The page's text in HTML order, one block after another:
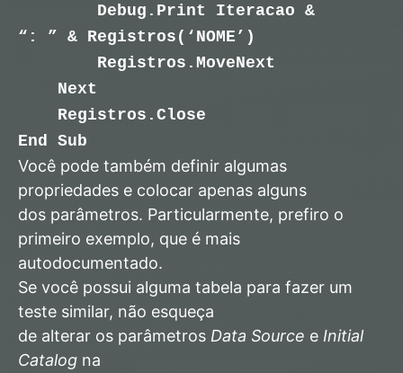
Debug.Print Iteracao &
“: ” & Registros(‘NOME’)
Registros.MoveNext
Next
Registros.Close
End Sub
Você pode também definir algumas
propriedades e colocar apenas alguns
dos parâmetros. Particularmente, prefiro o
primeiro exemplo, que é mais
autodocumentado.
Se você possui alguma tabela para fazer um
teste similar, não esqueça
de alterar os parâmetros Data Source e Initial
Catalog na